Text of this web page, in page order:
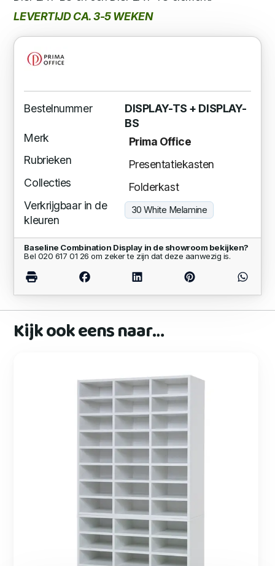
LEVERTIJD CA. 3-5 WEKEN
Bestelnummer
DISPLAY-TS + DISPLAY-
BS
Merk
Prima Office
Rubrieken
Presentatiekasten
Collecties
Folderkast
Verkrijgbaar in de
kleuren
30 White Melamine
Baseline Combination Display in de showroom bekijken?
Bel 020 617 01 26 om zeker te zijn dat deze aanwezig is.
Kijk ook eens naar…